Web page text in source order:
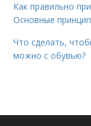
Как правильно
Основные
Что сделать,
можно с обувью?